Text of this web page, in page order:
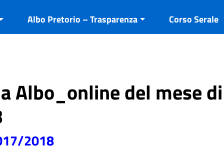
Albo Pretorio – Trasparenza Corso Serale
Albo_online del mese di
2018